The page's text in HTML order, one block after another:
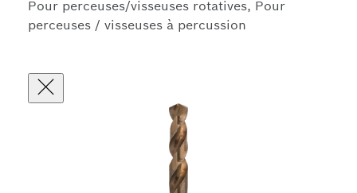
Pour perceuses/visseuses rotatives, Pour
perceuses / visseuses à percussion